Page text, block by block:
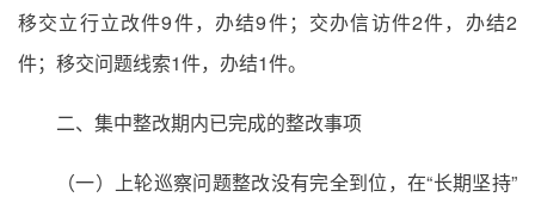
移交立行立改件9件，办结9件；交办信访件2件，办结2
件；移交问题线索1件，办结1件。
二、集中整改期内已完成的整改事项
（一）上轮巡察问题整改没有完全到位，在“长期坚持”